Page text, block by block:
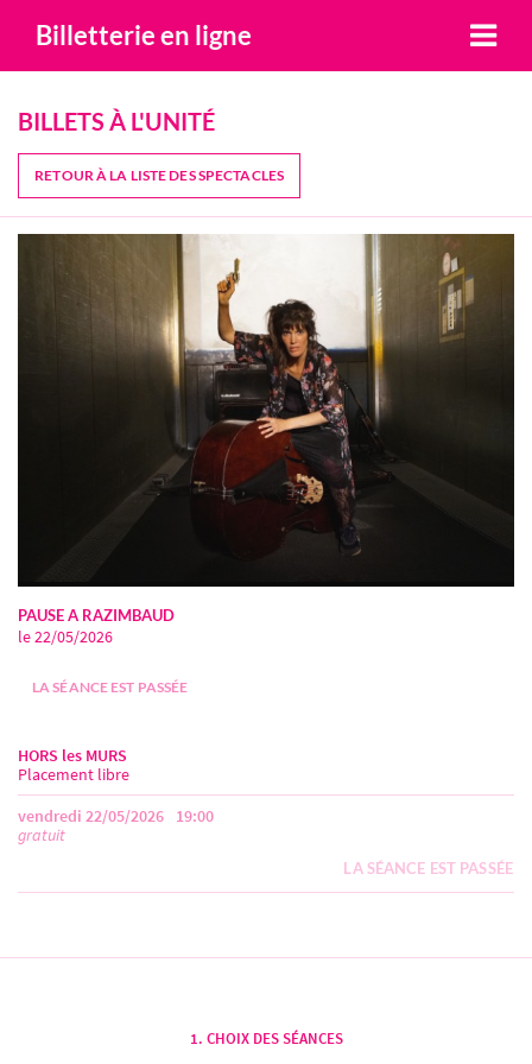
Billetterie en ligne
BILLETS À L'UNITÉ
RETOUR À LA LISTE DES SPECTACLES
PAUSE A RAZIMBAUD
le 22/05/2026
LA SÉANCE EST PASSÉE
HORS les MURS
Placement libre
vendredi 22/05/2026
19:00
gratuit
LA SÉANCE EST PASSÉE
CHOIX DES SÉANCES